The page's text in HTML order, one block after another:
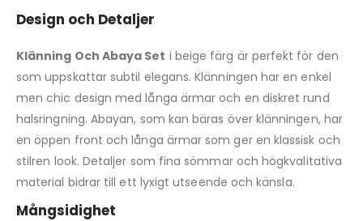
Design och Detaljer
Klänning Och Abaya Set i beige färg är perfekt för den
som uppskattar subtil elegans. Klänningen har en enkel
men chic design med långa ärmar och en diskret rund
halsringning. Abayan, som kan bäras över klänningen, har
en öppen front och långa ärmar som ger en klassisk och
stilren look. Detaljer som fina sömmar och högkvalitativa
material bidrar till ett lyxigt utseende och känsla.
Mångsidighet